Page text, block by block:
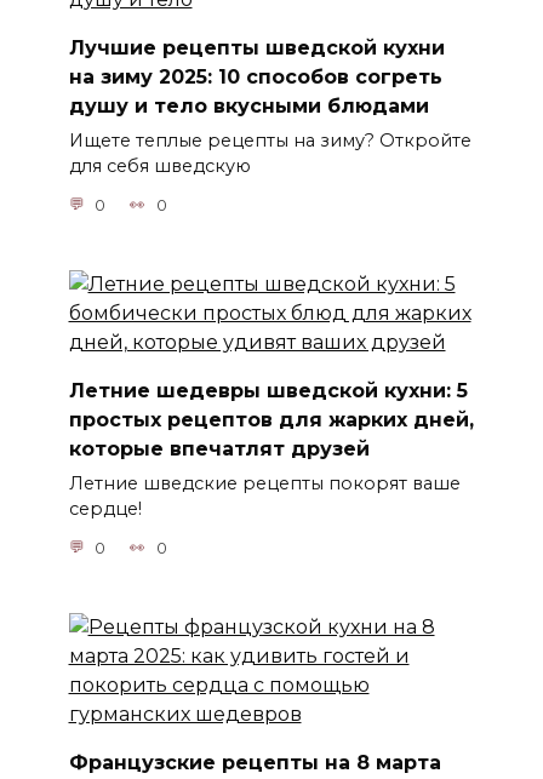
Лучшие рецепты шведской кухни
на зиму 2025: 10 способов согреть
душу и тело вкусными блюдами
Ищете теплые рецепты на зиму? Откройте
для себя шведскую
0 0
Летние шедевры шведской кухни: 5
простых рецептов для жарких дней,
которые впечатлят друзей
Летние шведские рецепты покорят ваше
сердце!
0 0
Французские рецепты на 8 марта